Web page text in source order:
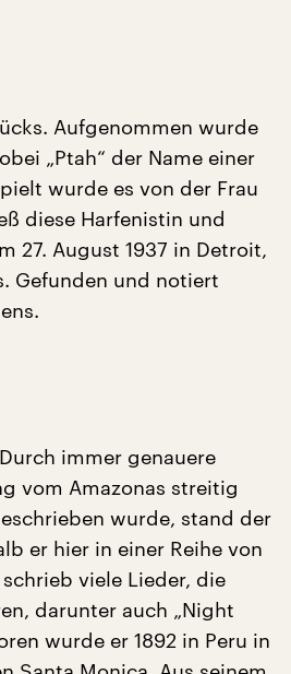
Aufgenommen wurde
„Ptah“ der Name einer
wurde es von der Frau
diese Harfenistin und
27. August 1937 in Detroit,
Gefunden und notiert
immer genauere
vom Amazonas streitig
wurde, stand der
er hier in einer Reihe von
viele Lieder, die
darunter auch „Night
wurde er 1892 in Peru in